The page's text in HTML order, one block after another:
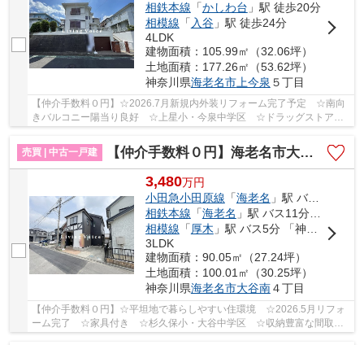
相鉄本線 「かしわ台 」駅 徒歩20分
相模線 「 入谷」駅 徒歩24分
4LDK
建物面積：105.99㎡（32.06坪）
土地面積：177.26㎡（53.62坪）
神奈川県海老名市上今泉 ５丁目
【仲介手数料０円】☆2026.7月新規内外装リフォーム完了予定 ☆南向
きバルコニー陽当り良好 ☆上星小・今泉中学区 ☆ドラッグストア徒
売買 | 中古一戸建
【仲介手数料０円】海老名市大谷南4丁目 中古一戸建て
3,480万円
小田急小田原線 「海老名 」駅 バス11分 「清水」 停歩8分
相鉄本線 「海老名 」駅 バス11分 「清水」 停歩8分
相模線 「厚木 」駅 バス5分 「神社前（海老名市）」 停歩14分
3LDK
建物面積：90.05㎡（27.24坪）
土地面積：100.01㎡（30.25坪）
神奈川県海老名市大谷南４丁目
【仲介手数料０円】☆平坦地で暮らしやすい住環境 ☆2026.5月リフォ
ーム完了 ☆家具付き ☆杉久保小・大谷中学区 ☆収納豊富な間取